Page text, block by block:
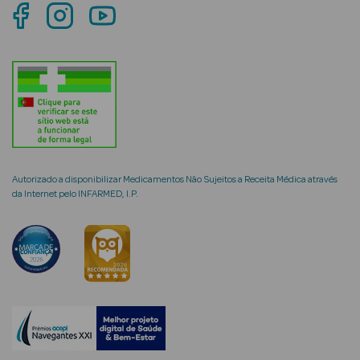
Rosto e
Ver Tudo
Rosto
Séruns Faciais
Anti-
envelhecimento
Autorizado a disponibilizar Medicamentos Não Sujeitos a Receita Médica através
da Internet pelo INFARMED, I.P.